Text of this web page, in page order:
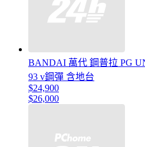
BANDAI 萬代 鋼普拉 PG
93 v鋼彈 含地台
$24,900
$26,000